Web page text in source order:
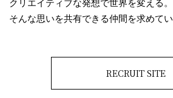
クリエイティブな発想で世界を変える。
そんな思いを共有できる仲間を求めてい
RECRUIT SITE